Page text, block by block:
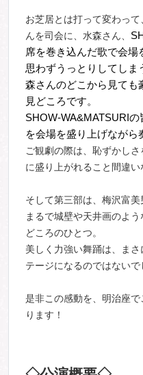
お芝居とは打って変わっ
んを司会に、水森さん、
席を巻き込んだ歌で会場
思わずうっとりしてしま
森さんのどこから見ても
見どころです。
SHOW-WA&MATSURI の
を会場を盛り上げながら
ご観劇の際は、恥ずかし
に盛り上がれること間違い
そして第三部は、梅沢富美
まるで城壁や天井画のよ
どころのひとつ。
美しく力強い舞踊は、ま
テージになるのではないで
是非この感動を、明治座
ります！